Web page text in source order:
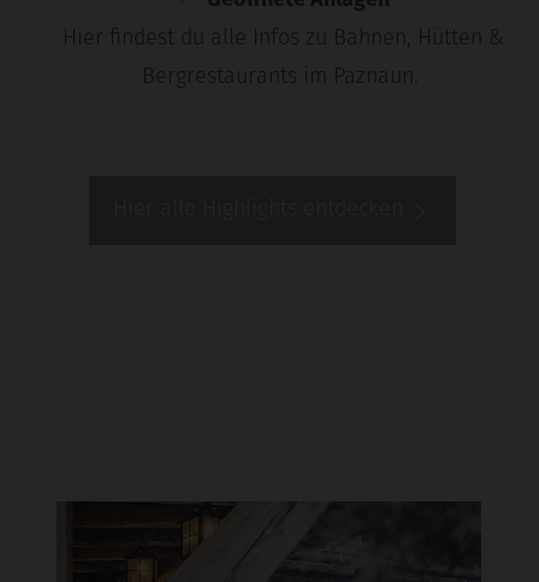
Hier findest du alle Infos zu Bahnen, Hütten &
Bergrestaurants im Paznaun.